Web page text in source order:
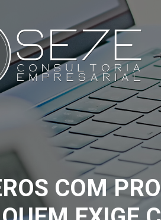
COM